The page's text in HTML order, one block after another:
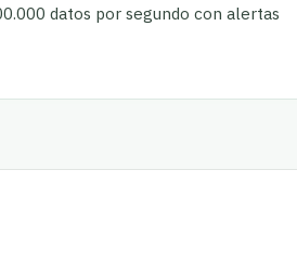
datos por segundo con alertas